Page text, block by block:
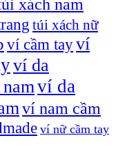
túi xách nữ
ví cầm tayví
ví da
ví da
ví nam cầm
ví nữ cầm tay